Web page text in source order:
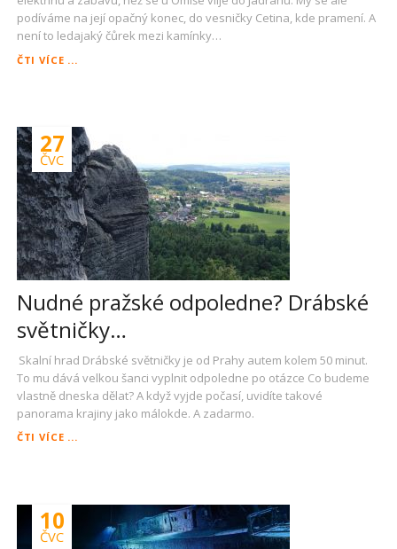
podíváme na její opačný konec, do vesničky Cetina, kde pramení. A
není to ledajaký čůrek mezi kamínky…
ČTI VÍCE ...
27
ČVC
Nudné pražské odpoledne? Drábské
světničky…
Skalní hrad Drábské světničky je od Prahy autem kolem 50 minut.
To mu dává velkou šanci vyplnit odpoledne po otázce Co budeme
vlastně dneska dělat? A když vyjde počasí, uvidíte takové
panorama krajiny jako málokde. A zadarmo.
ČTI VÍCE ...
10
ČVC